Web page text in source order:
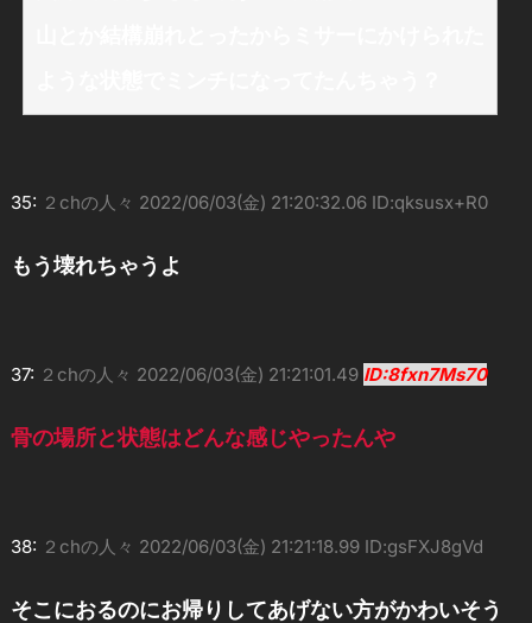
35: ２chの人々 2022/06/03(金) 21:20:32.06 ID:qksusx+R0
もう壊れちゃうよ
37: ２chの人々 2022/06/03(金) 21:21:01.49 ID:8fxn7Ms70
骨の場所と状態はどんな感じやったんや
38: ２chの人々 2022/06/03(金) 21:21:18.99 ID:gsFXJ8gVd
そこにおるのにお帰りしてあげない方がかわいそう